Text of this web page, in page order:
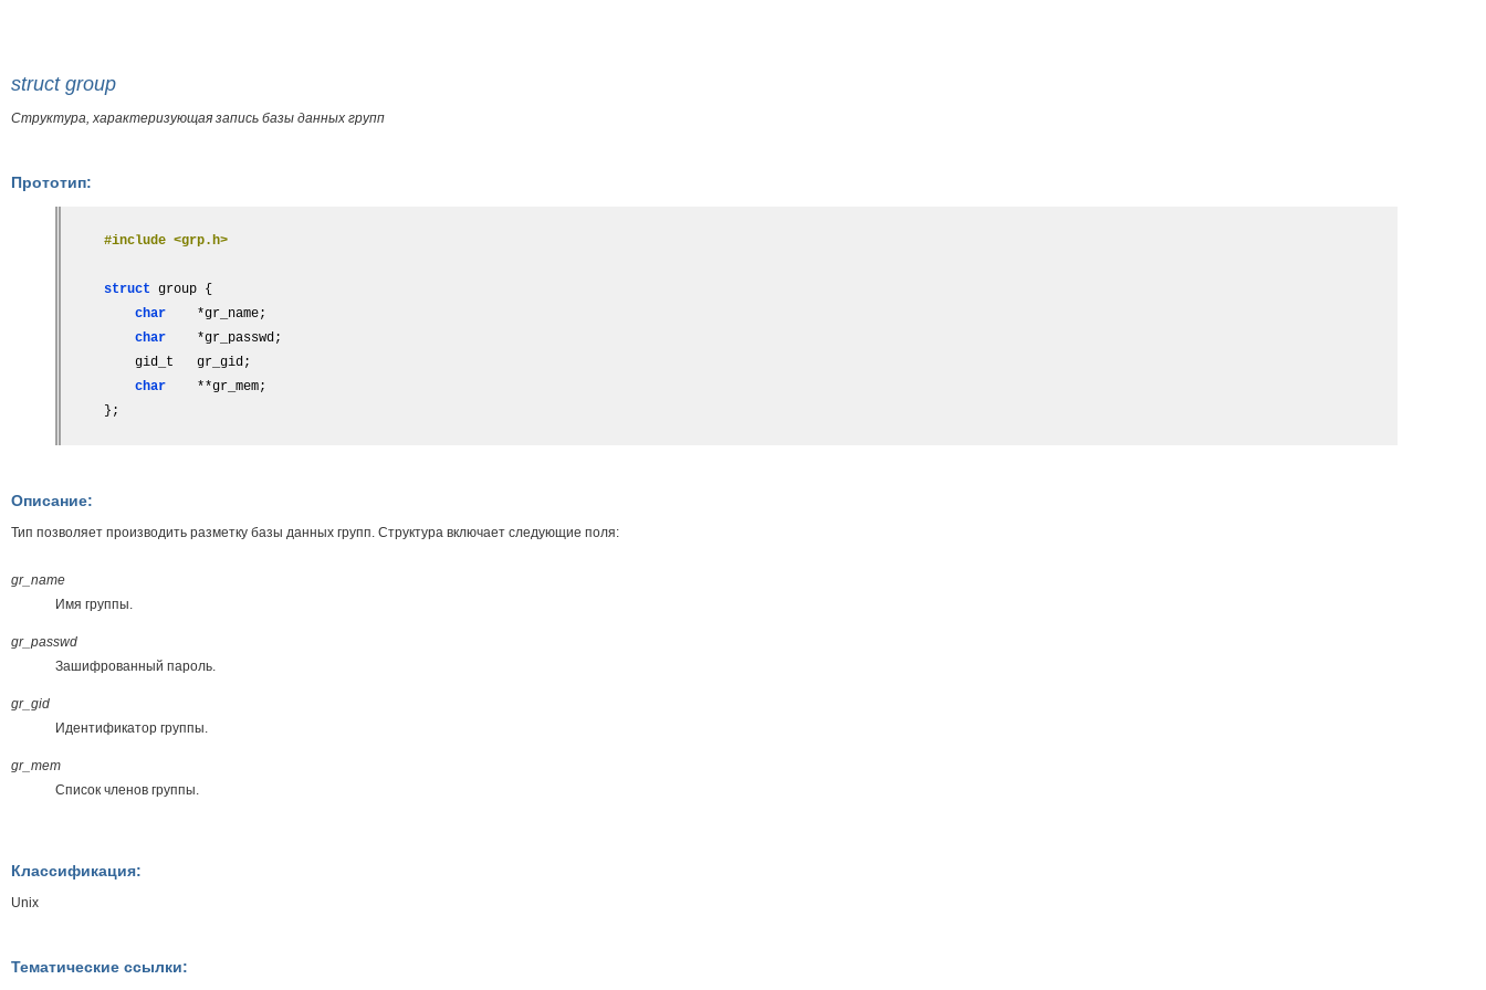
struct group
Структура, характеризующая запись базы данных групп
Прототип:
#include <grp.h>
struct group {
char
    *gr_name;
char
    *gr_passwd;
    gid_t   gr_gid;
char
    **gr_mem;
};
Описание:
Тип позволяет производить разметку базы данных групп. Структура включает следующие поля:
gr_name
Имя группы.
gr_passwd
Зашифрованный пароль.
gr_gid
Идентификатор группы.
gr_mem
Список членов группы.
Классификация:
Unix
Тематические ссылки: